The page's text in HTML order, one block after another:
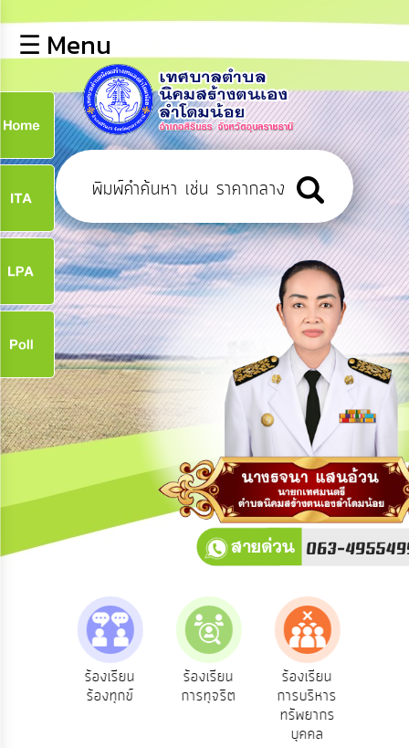
หลัก
ข้อมูล
พื้น
ฐาน
บุคลากร
ข่าว
ประชาสัมพันธ์
การ
เผย
ข้อมูล
สาธารณะ
OIT
การ
ปฏิสัมพันธ์
ความ
ยุทธศาสตร์/
☰ Menu
ร้องเรียน
ร้องทุกข์
ร้องเรียน
การทุจริต
ร้องเรียน
การบริหาร
ทรัพยากร
บุคคล